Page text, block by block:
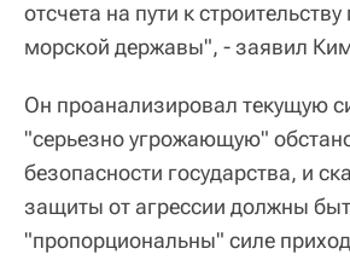
отсчета на пути к
морской державы", - заявил
Он проанализировал текущую
"серьезно угрожающую"
безопасности государства, и
защиты от агрессии должны
"пропорциональны" силе